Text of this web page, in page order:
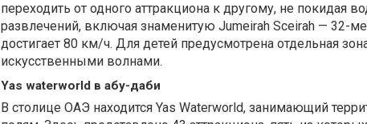
переходить от одного аттракциона к другому, не покидая
развлечений, включая знаменитую Jumeirah Sceirah — 32-
достигает 80 км/ч. Для детей предусмотрена отдельная
искусственными волнами.
Yas waterworld в абу-даби
В столице ОАЭ находится Yas Waterworld, занимающий